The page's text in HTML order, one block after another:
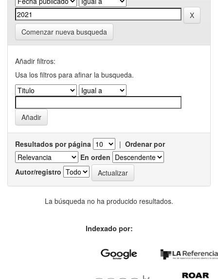
Comenzar nueva busqueda
Añadir filtros:
Usa los filtros para afinar la busqueda.
Resultados por página | Ordenar por
En orden
Autor/registro
La búsqueda no ha producido resultados.
Indexado por: